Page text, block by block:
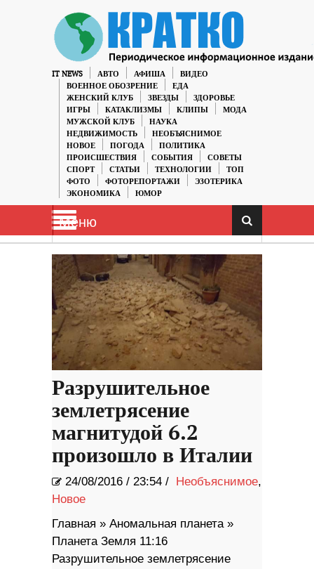
IT NEWS АВТО АФИША
ВИДЕО
ВОЕННОЕ ОБОЗРЕНИЕ
ЕДА
ЖЕНСКИЙ КЛУБ
ЗВЕЗДЫ
ЗДОРОВЬЕ
ИГРЫ
КАТАКЛИЗМЫ КЛИПЫ
МОДА
МУЖСКОЙ КЛУБ
НАУКА
НЕДВИЖИМОСТЬ
НЕОБЪЯСНИМОЕ
НОВОЕ
ПОГОДА
ПОЛИТИКА
ПРОИСШЕСТВИЯ
СОБЫТИЯ
СОВЕТЫ
СПОРТ
СТАТЬИ ТЕХНОЛОГИИ
ТОП
ФОТО
ФОТОРЕПОРТАЖИ
ЭЗОТЕРИКА
ЭКОНОМИКА
ЮМОР
Меню
Разрушительное
землетрясение
магнитудой 6.2
произошло в Италии
24/08/2016 / 23:54 / Необъяснимое,
Новое
Главная » Аномальная планета »
Планета Земля 11:16
Разрушительное землетрясение